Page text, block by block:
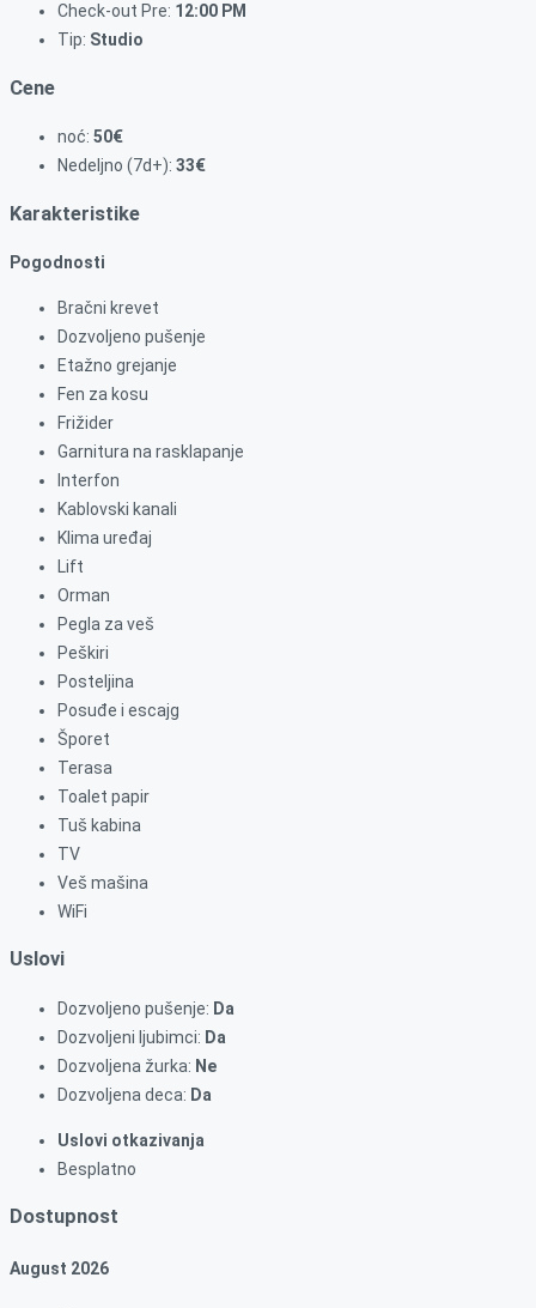
Check-out Pre: 12:00 PM
Tip: Studio
Cene
noć: 50€
Nedeljno (7d+): 33€
Karakteristike
Pogodnosti
Bračni krevet
Dozvoljeno pušenje
Etažno grejanje
Fen za kosu
Frižider
Garnitura na rasklapanje
Interfon
Kablovski kanali
Klima uređaj
Lift
Orman
Pegla za veš
Peškiri
Posteljina
Posuđe i escajg
Šporet
Terasa
Toalet papir
Tuš kabina
TV
Veš mašina
WiFi
Uslovi
Dozvoljeno pušenje: Da
Dozvoljeni ljubimci: Da
Dozvoljena žurka: Ne
Dozvoljena deca: Da
Uslovi otkazivanja
Besplatno
Dostupnost
August 2026